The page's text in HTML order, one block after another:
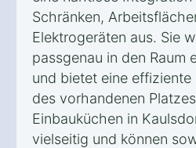
Schränken,
Elektrogeräten aus. Sie
passgenau in den Raum
und bietet eine effiziente
des vorhandenen
Einbauküchen in
vielseitig und können